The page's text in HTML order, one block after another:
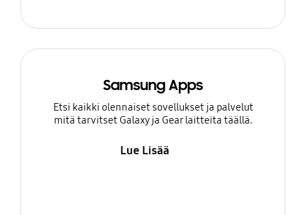
Samsung Apps
Etsi kaikki olennaiset sovellukset ja palvelut
mitä tarvitset Galaxy ja Gear laitteita täällä.
Lue Lisää